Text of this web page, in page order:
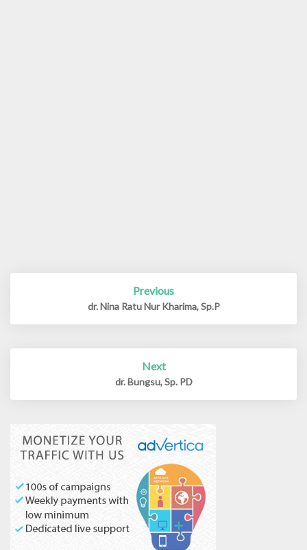
navigation
Previous
dr. Nina Ratu Nur Kharima, Sp.P
Next
dr. Bungsu, Sp. PD